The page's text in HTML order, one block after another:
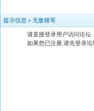
提示信息 » 无敌猪哥
请直接登录用户访问论坛
如果您已注册,请先登录